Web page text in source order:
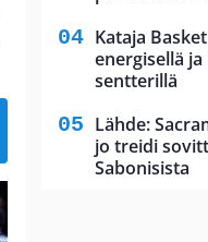
Kataja
energisellä
sentterillä
Lähde:
jo treidi
Sabonisista